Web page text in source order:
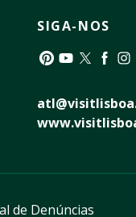
SIGA-NOS
de Denúncias